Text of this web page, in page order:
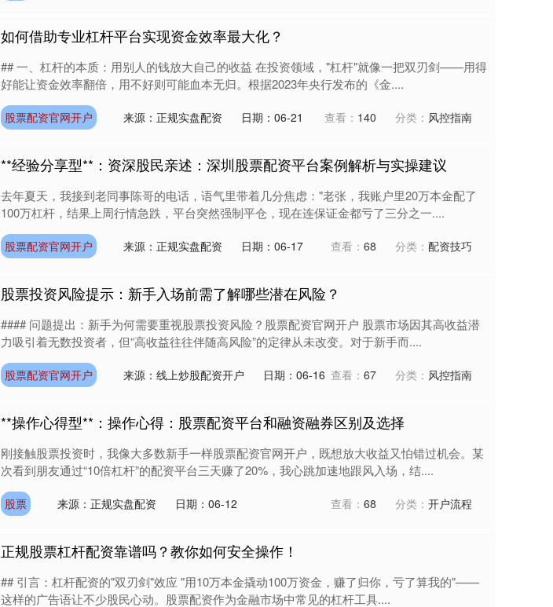
如何借助专业杠杆平台实现资金效率最大化？
## 一、杠杆的本质：用别人的钱放大自己的收益 在投资领域，"杠杆"就像一把双刃剑——用得
好能让资金效率翻倍，用不好则可能血本无归。根据2023年央行发布的《金....
股票配资官网开户 来源：正规实盘配资 日期：06-21 查看： 140 分类： 风控指南
**经验分享型**：资深股民亲述：深圳股票配资平台案例解析与实操建议
去年夏天，我接到老同事陈哥的电话，语气里带着几分焦虑："老张，我账户里20万本金配了
100万杠杆，结果上周行情急跌，平台突然强制平仓，现在连保证金都亏了三分之一....
股票配资官网开户 来源：正规实盘配资 日期：06-17 查看： 68 分类： 配资技巧
股票投资风险提示：新手入场前需了解哪些潜在风险？
#### 问题提出：新手为何需要重视股票投资风险？股票配资官网开户 股票市场因其高收益潜
力吸引着无数投资者，但“高收益往往伴随高风险”的定律从未改变。对于新手而....
股票配资官网开户 来源：线上炒股配资开户 日期：06-16 查看： 67 分类： 风控指南
**操作心得型**：操作心得：股票配资平台和融资融券区别及选择
刚接触股票投资时，我像大多数新手一样股票配资官网开户，既想放大收益又怕错过机会。某
次看到朋友通过“10倍杠杆”的配资平台三天赚了20%，我心跳加速地跟风入场，结....
股票 来源：正规实盘配资 日期：06-12 查看： 68 分类： 开户流程
正规股票杠杆配资靠谱吗？教你如何安全操作！
## 引言：杠杆配资的"双刃剑"效应 "用10万本金撬动100万资金，赚了归你，亏了算我的"——
这样的广告语让不少股民心动。股票配资作为金融市场中常见的杠杆工具....